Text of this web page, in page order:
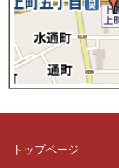
トップページ